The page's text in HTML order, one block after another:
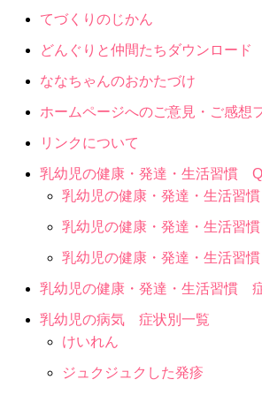
てづくりのじかん
どんぐりと仲間たちダウンロード
ななちゃんのおかたづけ
ホームページへのご意見・ご感想
リンクについて
乳幼児の健康・発達・生活習慣
乳幼児の健康・発達・生活習
乳幼児の健康・発達・生活習
乳幼児の健康・発達・生活習
乳幼児の健康・発達・生活習慣
乳幼児の病気 症状別一覧
けいれん
ジュクジュクした発疹